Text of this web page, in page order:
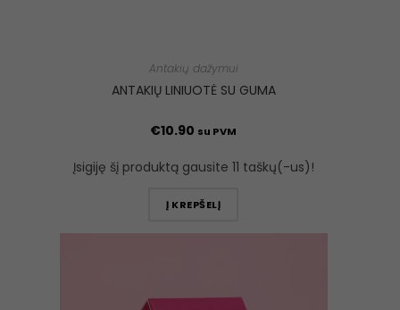
Antakių dažymui
ANTAKIŲ LINIUOTĖ SU GUMA
€10.90 su PVM
Įsigiję šį produktą gausite 11 taškų(-us)!
Į KREPŠELĮ